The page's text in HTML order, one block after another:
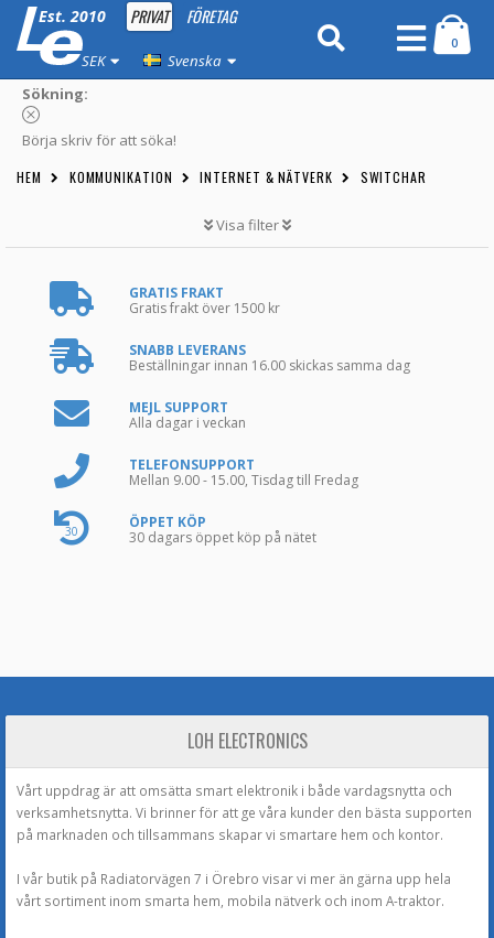
Est. 2010 PRIVAT FÖRETAG
SEK Svenska
0
Sökning:
Börja skriv för att söka!
HEM KOMMUNIKATION INTERNET & NÄTVERK SWITCHAR
Visa filter
GRATIS FRAKT
Gratis frakt över 1500 kr
SNABB LEVERANS
Beställningar innan 16.00 skickas samma dag
MEJL SUPPORT
Alla dagar i veckan
TELEFONSUPPORT
Mellan 9.00 - 15.00, Tisdag till Fredag
30
ÖPPET KÖP
30 dagars öppet köp på nätet
LOH ELECTRONICS
Vårt uppdrag är att omsätta smart elektronik i både vardagsnytta och
verksamhetsnytta. Vi brinner för att ge våra kunder den bästa supporten
på marknaden och tillsammans skapar vi smartare hem och kontor.
I vår butik på Radiatorvägen 7 i Örebro visar vi mer än gärna upp hela
vårt sortiment inom smarta hem, mobila nätverk och inom A-traktor.